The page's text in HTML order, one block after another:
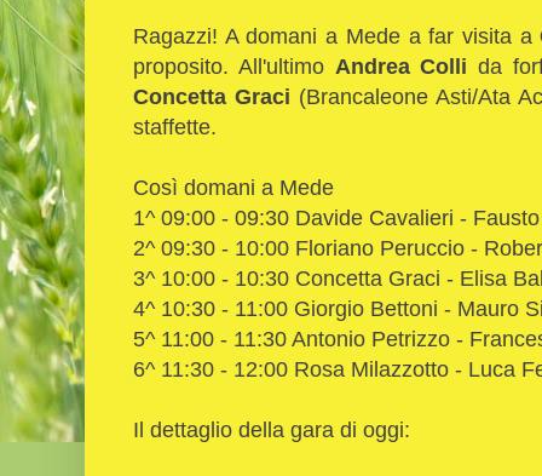
Ragazzi! A domani a Mede a far visita a
proposito. All'ultimo Andrea Colli da
Concetta Graci (Brancaleone Asti/Ata
staffette.
Così domani a Mede
1^ 09:00 - 09:30 Davide Cavalieri -
2^ 09:30 - 10:00 Floriano Peruccio -
3^ 10:00 - 10:30 Concetta Graci - Elisa
4^ 10:30 - 11:00 Giorgio Bettoni - Mauro
5^ 11:00 - 11:30 Antonio Petrizzo -
6^ 11:30 - 12:00 Rosa Milazzotto - Luca
Il dettaglio della gara di oggi: